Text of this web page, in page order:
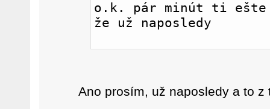
o.k. pár minút ti ešte
že už naposledy
Ano prosím, už naposledy a to z